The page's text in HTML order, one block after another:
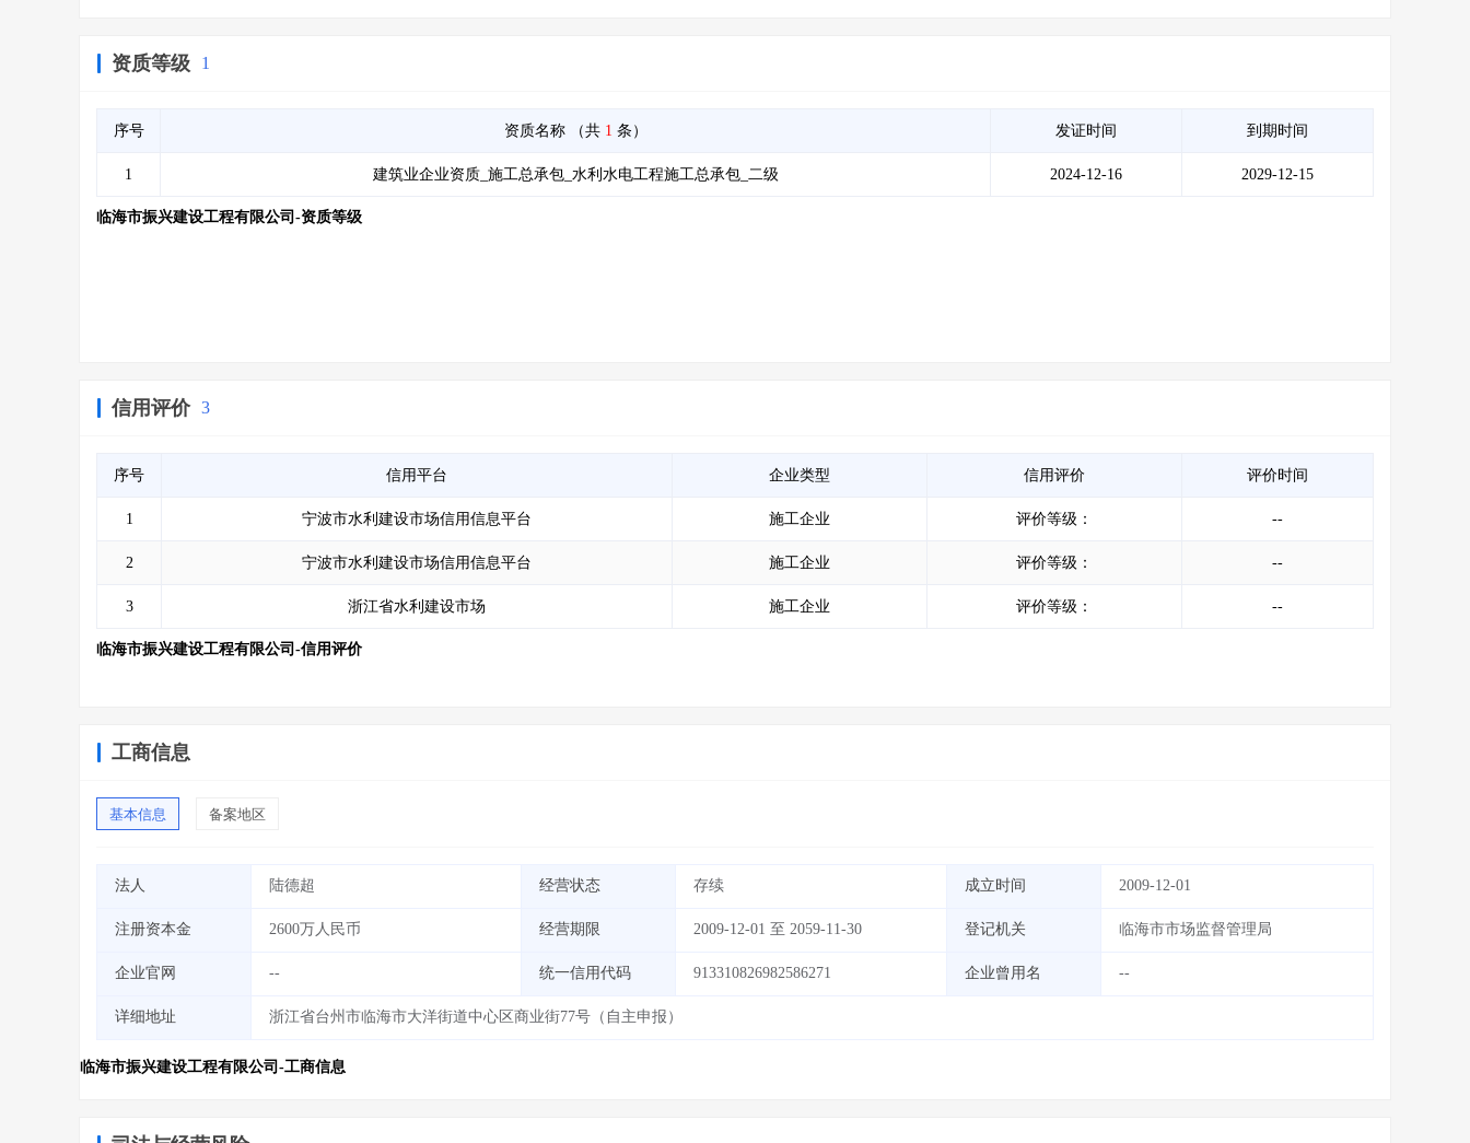
资质等级 1
序号 资质名称 （共 1 条） 发证时间 到期时间
1 建筑业企业资质_施工总承包_水利水电工程施工总承包_二级 2024-12-16 2029-12-15
临海市振兴建设工程有限公司-资质等级
信用评价 3
序号 信用平台 企业类型 信用评价 评价时间
1 宁波市水利建设市场信用信息平台 施工企业 评价等级： --
2 宁波市水利建设市场信用信息平台 施工企业 评价等级： --
3 浙江省水利建设市场 施工企业 评价等级： --
临海市振兴建设工程有限公司-信用评价
工商信息
基本信息 备案地区
法人 陆德超 经营状态 存续 成立时间 2009-12-01
注册资本金 2600万人民币 经营期限 2009-12-01 至 2059-11-30 登记机关 临海市市场监督管理局
企业官网 -- 统一信用代码 913310826982586271 企业曾用名 --
详细地址 浙江省台州市临海市大洋街道中心区商业街77号（自主申报）
临海市振兴建设工程有限公司-工商信息